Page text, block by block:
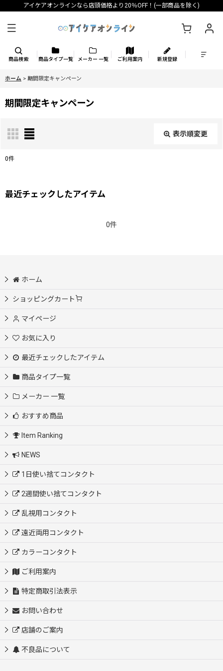
アイケアオンラインなら店頭価格より20％OFF！(一部商品を除く)
商品検索 商品タイプ一覧 メーカー 一覧 ご利用案内 新規登録
ホーム > 期間限定キャンペーン
期間限定キャンペーン
表示順変更
0件
最近チェックしたアイテム
0件
ホーム
ショッピングカート
マイページ
お気に入り
最近チェックしたアイテム
商品タイプ一覧
メーカー 一覧
おすすめ商品
Item Ranking
NEWS
1日使い捨てコンタクト
2週間使い捨てコンタクト
乱視用コンタクト
遠近両用コンタクト
カラーコンタクト
ご利用案内
特定商取引法表示
お問い合わせ
店舗のご案内
不良品について